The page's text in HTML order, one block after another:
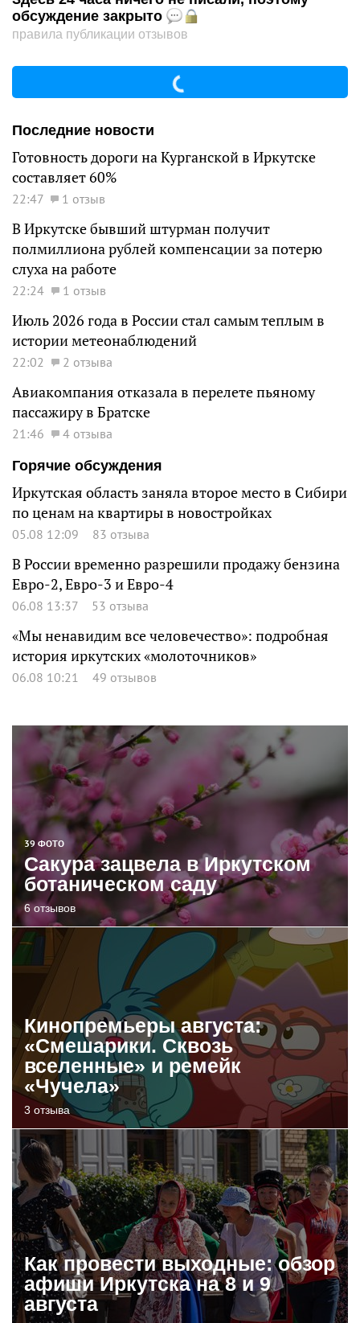
обсуждение закрыто
правила публикации отзывов
Последние новости
Готовность дороги на Курганской в Иркутске
составляет 60%
22:47 1 отзыв
В Иркутске бывший штурман получит
полмиллиона рублей компенсации за потерю
слуха на работе
22:24 1 отзыв
Июль 2026 года в России стал самым теплым в
истории метеонаблюдений
22:02 2 отзыва
Авиакомпания отказала в перелете пьяному
пассажиру в Братске
21:46
4 отзыва
Горячие обсуждения
Иркутская область заняла второе место в Сибири
по ценам на квартиры в новостройках
05.08 12:09 83 отзыва
В России временно разрешили продажу бензина
Евро-2, Евро-3 и Евро-4
06.08 13:37 53 отзыва
«Мы ненавидим все человечество»: подробная
история иркутских «молоточников»
06.08 10:21 49 отзывов
39 ФОТО
Сакура зацвела в Иркутском
ботаническом саду
6 отзывов
Кинопремьеры августа:
«Смешарики. Сквозь
вселенные» и ремейк
«Чучела»
3 отзыва
Как провести выходные: обзор
афиши Иркутска на 8 и 9
августа